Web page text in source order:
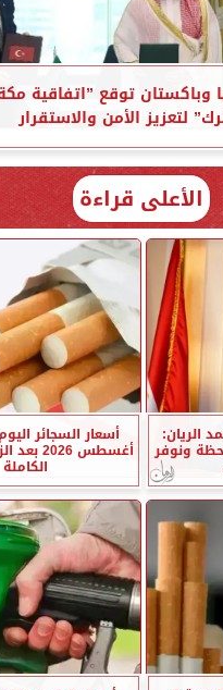
وباكستان توقع ”اتفاقية
لتعزيز الأمن والاستقرار
الأعلى قراءة
الريان:
ونوفر أغسطس
الكاملة